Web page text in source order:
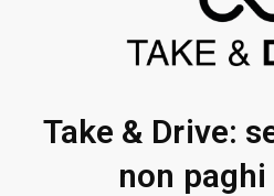
Take & Drive:
non